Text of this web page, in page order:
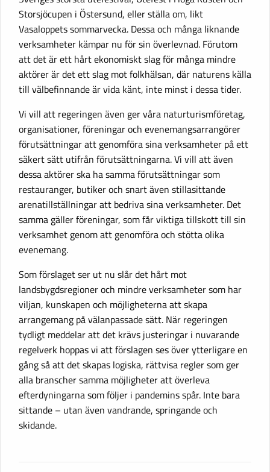
Storsjöcupen i Östersund, eller ställa om, likt
Vasaloppets sommarvecka. Dessa och många liknande
verksamheter kämpar nu för sin överlevnad. Förutom
att det är ett hårt ekonomiskt slag för många mindre
aktörer är det ett slag mot folkhälsan, där naturens källa
till välbefinnande är vida känt, inte minst i dessa tider.
Vi vill att regeringen även ger våra naturturismföretag,
organisationer, föreningar och evenemangsarrangörer
förutsättningar att genomföra sina verksamheter på ett
säkert sätt utifrån förutsättningarna. Vi vill att även
dessa aktörer ska ha samma förutsättningar som
restauranger, butiker och snart även stillasittande
arenatillställningar att bedriva sina verksamheter. Det
samma gäller föreningar, som får viktiga tillskott till sin
verksamhet genom att genomföra och stötta olika
evenemang.
Som förslaget ser ut nu slår det hårt mot
landsbygdsregioner och mindre verksamheter som har
viljan, kunskapen och möjligheterna att skapa
arrangemang på välanpassade sätt. När regeringen
tydligt meddelar att det krävs justeringar i nuvarande
regelverk hoppas vi att förslagen ses över ytterligare en
gång så att det skapas logiska, rättvisa regler som ger
alla branscher samma möjligheter att överleva
efterdyningarna som följer i pandemins spår. Inte bara
sittande – utan även vandrande, springande och
skidande.